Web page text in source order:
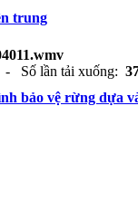
trung
- Số lần tải xuống:
bảo vệ rừng dựa